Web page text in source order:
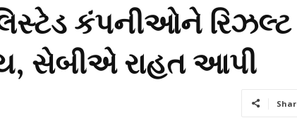
કંપનીઓને
સેબીએ રાહત આપી